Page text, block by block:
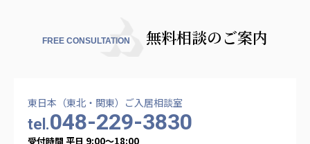
FREE CONSULTATION 無料相談のご案内
東日本（東北・関東）ご入居相談室
tel.048-229-3830
受付時間 平日 9:00〜18:00